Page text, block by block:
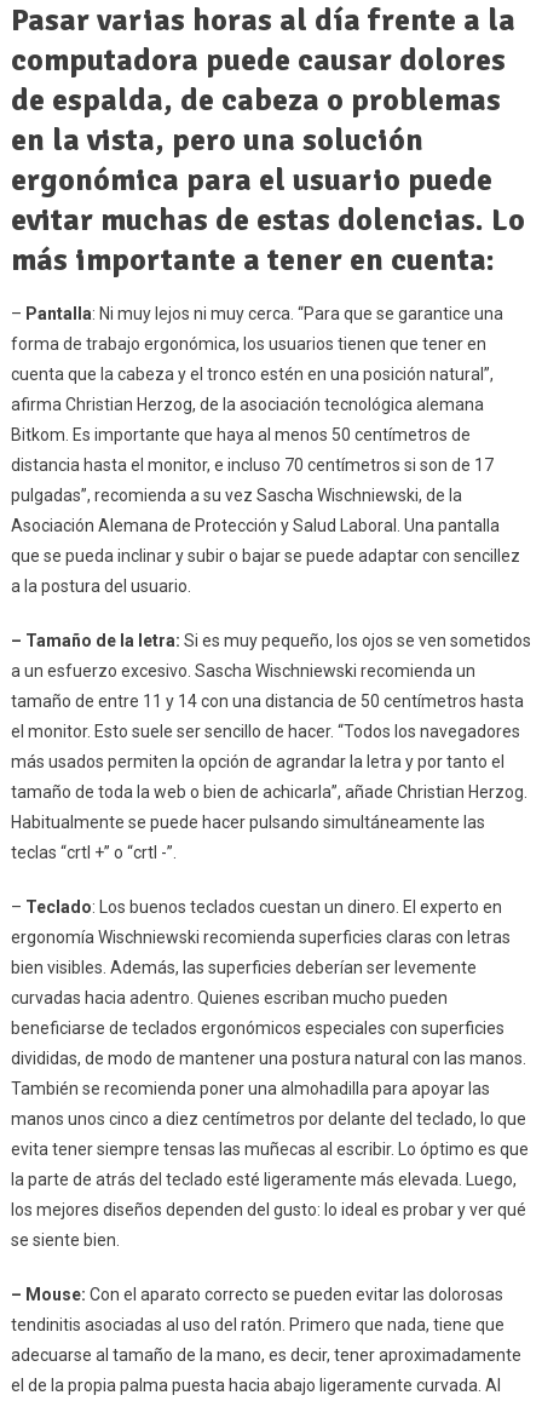
Pasar varias horas al día frente a la
computadora puede causar dolores
de espalda, de cabeza o problemas
en la vista, pero una solución
ergonómica para el usuario puede
evitar muchas de estas dolencias. Lo
más importante a tener en cuenta:
– Pantalla: Ni muy lejos ni muy cerca. “Para que se garantice una
forma de trabajo ergonómica, los usuarios tienen que tener en
cuenta que la cabeza y el tronco estén en una posición natural”,
afirma Christian Herzog, de la asociación tecnológica alemana
Bitkom. Es importante que haya al menos 50 centímetros de
distancia hasta el monitor, e incluso 70 centímetros si son de 17
pulgadas”, recomienda a su vez Sascha Wischniewski, de la
Asociación Alemana de Protección y Salud Laboral. Una pantalla
que se pueda inclinar y subir o bajar se puede adaptar con sencillez
a la postura del usuario.
– Tamaño de la letra: Si es muy pequeño, los ojos se ven sometidos
a un esfuerzo excesivo. Sascha Wischniewski recomienda un
tamaño de entre 11 y 14 con una distancia de 50 centímetros hasta
el monitor. Esto suele ser sencillo de hacer. “Todos los navegadores
más usados permiten la opción de agrandar la letra y por tanto el
tamaño de toda la web o bien de achicarla”, añade Christian Herzog.
Habitualmente se puede hacer pulsando simultáneamente las
teclas “crtl +” o “crtl -”.
– Teclado: Los buenos teclados cuestan un dinero. El experto en
ergonomía Wischniewski recomienda superficies claras con letras
bien visibles. Además, las superficies deberían ser levemente
curvadas hacia adentro. Quienes escriban mucho pueden
beneficiarse de teclados ergonómicos especiales con superficies
divididas, de modo de mantener una postura natural con las manos.
También se recomienda poner una almohadilla para apoyar las
manos unos cinco a diez centímetros por delante del teclado, lo que
evita tener siempre tensas las muñecas al escribir. Lo óptimo es que
la parte de atrás del teclado esté ligeramente más elevada. Luego,
los mejores diseños dependen del gusto: lo ideal es probar y ver qué
se siente bien.
– Mouse: Con el aparato correcto se pueden evitar las dolorosas
tendinitis asociadas al uso del ratón. Primero que nada, tiene que
adecuarse al tamaño de la mano, es decir, tener aproximadamente
el de la propia palma puesta hacia abajo ligeramente curvada. Al